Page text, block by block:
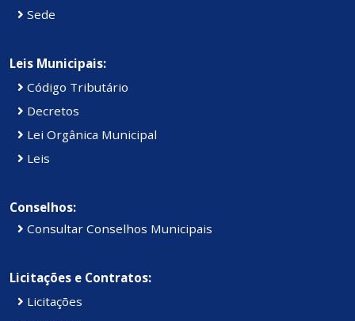
Sede
Leis Municipais:
Código Tributário
Decretos
Lei Orgânica Municipal
Leis
Conselhos:
Consultar Conselhos Municipais
Licitações e Contratos:
Licitações